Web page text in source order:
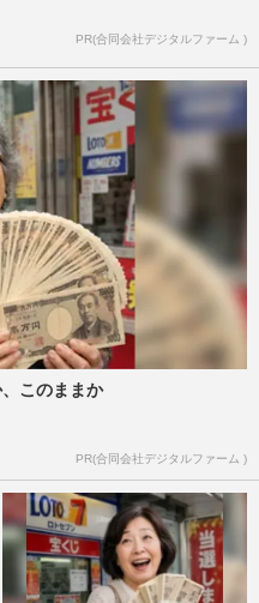
PR(合同会社デジタルファーム )
このままか
PR(合同会社デジタルファーム )